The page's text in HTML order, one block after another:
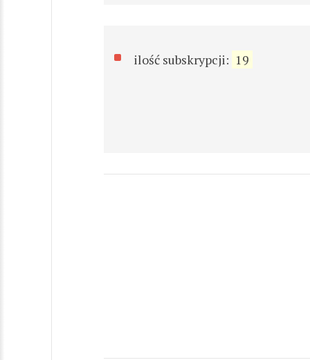
ilość subskrypcji: 19